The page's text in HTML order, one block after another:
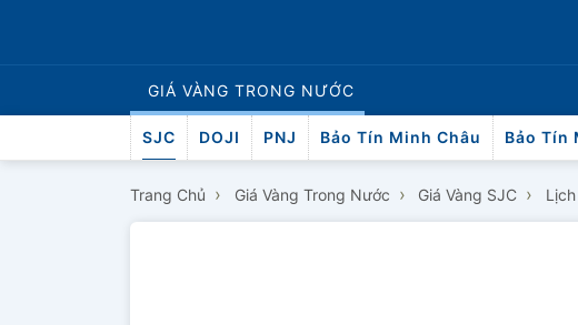
GIÁ VÀNG TRONG NƯỚC
SJC DOJI PNJ Bảo Tín Minh Châu Bảo Tín
Trang Chủ › Giá Vàng Trong Nước › Giá Vàng SJC ›